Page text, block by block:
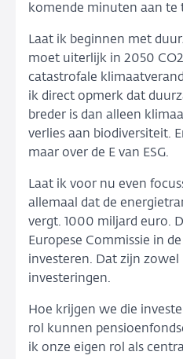
komende minuten aan te
Laat ik beginnen met
moet uiterlijk in 2050
catastrofale
ik direct opmerk dat
breder is dan alleen
verlies aan biodiversiteit.
maar over de E van ESG.
Laat ik voor nu even
allemaal dat de
vergt. 1000 miljard euro.
Europese Commissie in
investeren. Dat zijn
investeringen.
Hoe krijgen we die
rol kunnen
ik onze eigen rol als